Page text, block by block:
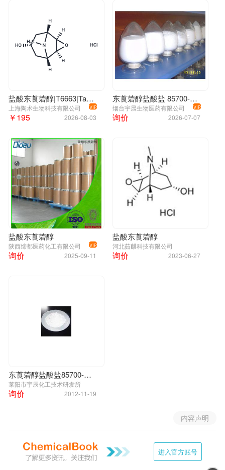
盐酸东莨菪醇|T6663|TargetMol
上海陶术生物科技有限公司 VIP
2026-08-03
￥195
东莨菪醇盐酸盐 85700-55-6
烟台宇晨生物医药有限公司 VIP
2026-07-07
询价
盐酸东莨菪醇
陕西缔都医药化工有限公司 VIP
2025-09-11
询价
盐酸东莨菪醇
河北茹麒科技有限公司
2023-06-27
询价
东莨菪醇盐酸盐85700-55-6
莱阳市宇辰化工技术研发所
2012-11-19
询价
内容声明
进入官方账号